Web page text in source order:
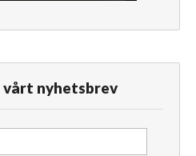
vårt nyhetsbrev